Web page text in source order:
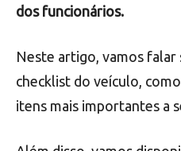
dos funcionários.
Neste artigo, vamos falar
checklist do veículo,
itens mais importantes a